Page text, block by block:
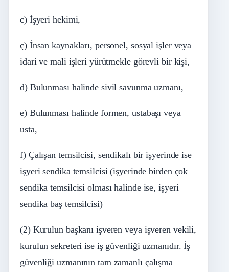
c) İşyeri hekimi,
ç) İnsan kaynakları, personel, sosyal işler veya
idari ve mali işleri yürütmekle görevli bir kişi,
d) Bulunması halinde sivil savunma uzmanı,
e) Bulunması halinde formen, ustabaşı veya
usta,
f) Çalışan temsilcisi, sendikalı bir işyerinde ise
işyeri sendika temsilcisi (işyerinde birden çok
sendika temsilcisi olması halinde ise, işyeri
sendika baş temsilcisi)
(2) Kurulun başkanı işveren veya işveren vekili,
kurulun sekreteri ise iş güvenliği uzmanıdır. İş
güvenliği uzmanının tam zamanlı çalışma